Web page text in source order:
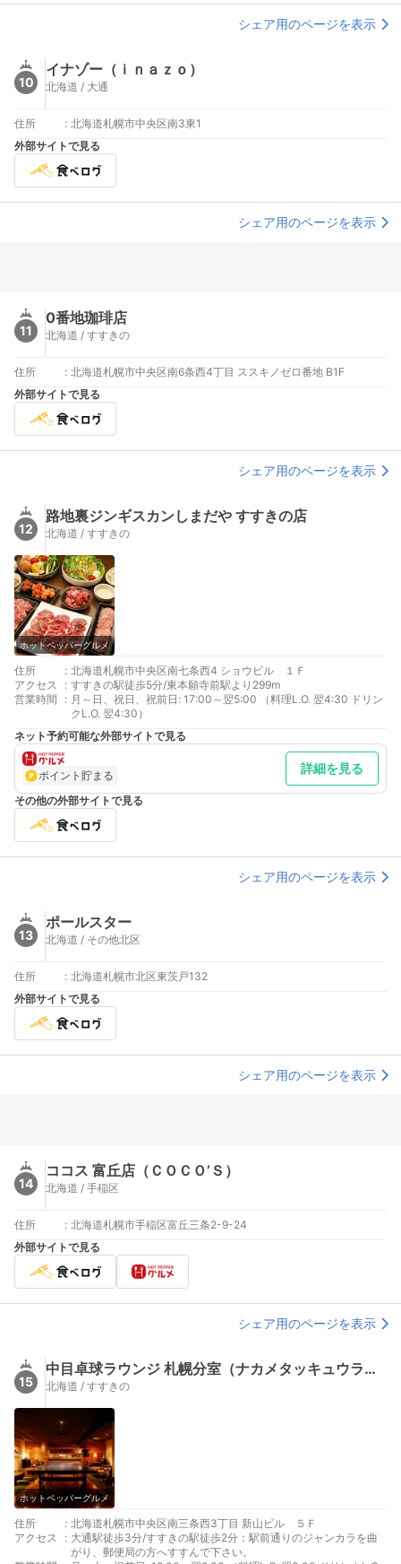
シェア用のページを表示
10
イナゾー（ｉｎａｚｏ）
北海道 / 大通
住所 : 北海道札幌市中央区南3東1
外部サイトで見る
シェア用のページを表示
11
0番地珈琲店
北海道 / すすきの
住所 : 北海道札幌市中央区南6条西4丁目 ススキノゼロ番地 B1F
外部サイトで見る
シェア用のページを表示
12
路地裏ジンギスカンしまだや すすきの店
北海道 / すすきの
ホットペッパーグルメ
住所 : 北海道札幌市中央区南七条西4 ショウビル １Ｆ
アクセス
: すすきの駅徒歩5分/東本願寺前駅より299m
営業時間
: 月～日、祝日、祝前日: 17:00～翌5:00 （料理L.O. 翌4:30 ドリン
クL.O. 翌4:30）
ネット予約可能な外部サイトで見る
ポイント貯まる 詳細を見る
その他の外部サイトで見る
シェア用のページを表示
13
ポールスター
北海道 / その他北区
住所 : 北海道札幌市北区東茨戸132
外部サイトで見る
シェア用のページを表示
14
ココス 富丘店（ＣＯＣＯ’Ｓ）
北海道 / 手稲区
住所 : 北海道札幌市手稲区富丘三条2-9-24
外部サイトで見る
シェア用のページを表示
15
中目卓球ラウンジ 札幌分室（ナカメタッキュウラウンジサッポロブンシツ）
北海道 / すすきの
ホットペッパーグルメ
住所 : 北海道札幌市中央区南三条西3丁目 新山ビル ５Ｆ
アクセス
: 大通駅徒歩3分/すすきの駅徒歩2分：駅前通りのジャンカラを曲
がり、郵便局の方へすすんで下さい。